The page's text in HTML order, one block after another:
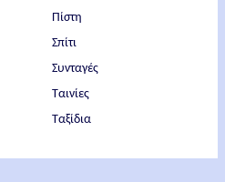
Πίστη
Σπίτι
Συνταγές
Ταινίες
Ταξίδια